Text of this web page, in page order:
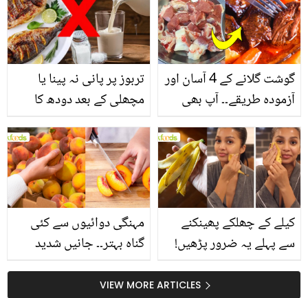
تربوز پر پانی نہ پینا یا
مچھلی کے بعد دودھ کا
استعمال۔۔ جانیں کھانوں
سے متعلق غلط فہمیوں کی
حقیقت کیا ہے اور افواہ
کیا؟
گوشت گلانے کے 4 آسان اور
آزمودہ طریقے۔۔ آپ بھی
جانیں انٹرنیشنل شیف کے
بتائے راز
مہنگی دوائیوں سے کئی
گناہ بہتر۔۔ جانیں شدید
گرمی کے موسم میں آڑو
کیوں کھانا چاہیے؟
کیلے کے چھلکے پھینکنے
سے پہلے یہ ضرور پڑھیں!
جلد کے 3 بڑے مسائل کا
سستا اور قدرتی حلVIEW MORE ARTICLES